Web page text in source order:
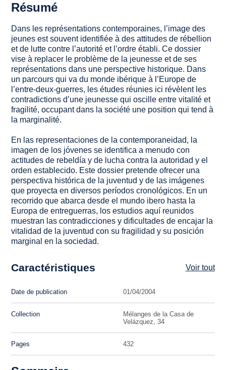
Résumé
Dans les représentations contemporaines, l’image des
jeunes est souvent identifiée à des attitudes de rébellion
et de lutte contre l’autorité et l’ordre établi. Ce dossier
vise à replacer le problème de la jeunesse et de ses
représentations dans une perspective historique. Dans
un parcours qui va du monde ibérique à l’Europe de
l’entre-deux-guerres, les études réunies ici révèlent les
contradictions d’une jeunesse qui oscille entre vitalité et
fragilité, occupant dans la société une position qui tend à
la marginalité.
En las representaciones de la contemporaneidad, la
imagen de los jóvenes se identifica a menudo con
actitudes de rebeldía y de lucha contra la autoridad y el
orden establecido. Este dossier pretende ofrecer una
perspectiva histórica de la juventud y de las imágenes
que proyecta en diversos períodos cronológicos. En un
recorrido que abarca desde el mundo ibero hasta la
Europa de entreguerras, los estudios aquí reunidos
muestran las contradicciones y dificultades de encajar la
vitalidad de la juventud con su fragilidad y su posición
marginal en la sociedad.
Caractéristiques Voir tout
Date de publication 01/04/2004
Collection
Mélanges de la Casa de
Velázquez, 34
Pages 432